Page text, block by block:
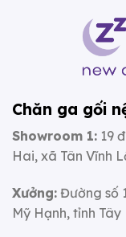
Chăn ga gối
Showroom 1: 19
Hai, xã Tân Vĩnh
Xưởng: Đường số
Mỹ Hạnh, tỉnh Tây